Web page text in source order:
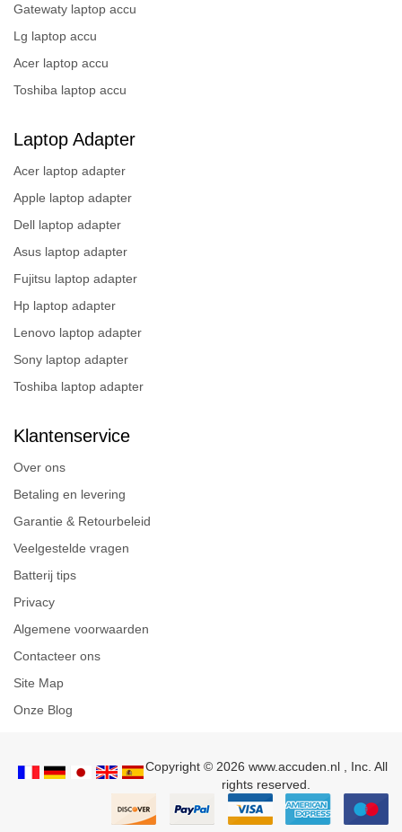
Gatewaty laptop accu
Lg laptop accu
Acer laptop accu
Toshiba laptop accu
Laptop Adapter
Acer laptop adapter
Apple laptop adapter
Dell laptop adapter
Asus laptop adapter
Fujitsu laptop adapter
Hp laptop adapter
Lenovo laptop adapter
Sony laptop adapter
Toshiba laptop adapter
Klantenservice
Over ons
Betaling en levering
Garantie & Retourbeleid
Veelgestelde vragen
Batterij tips
Privacy
Algemene voorwaarden
Contacteer ons
Site Map
Onze Blog
Copyright © 2026 www.accuden.nl , Inc. All
rights reserved.